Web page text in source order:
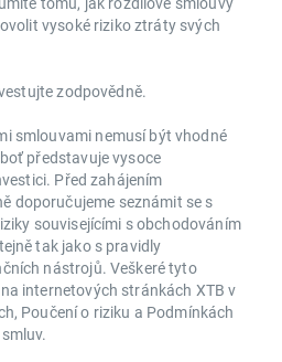
vysoké riziko ztráty svých
zodpovědně.
smlouvami nemusí být vhodné
představuje vysoce
Před zahájením
doporučujeme seznámit se s
souvisejícími s obchodováním
tak jako s pravidly
nástrojů. Veškeré tyto
internetových stránkách XTB v
Poučení o riziku a Podmínkách